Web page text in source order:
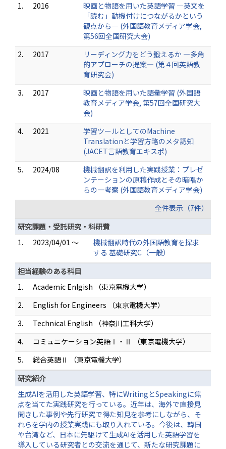
1.
2016
映画と物語を用いた英語学習 ―英文を
「読む」動機付けにつながるかという
観点から― (外国語教育メディア学会,
第56回全国研究大会)
2.
2017
リーディング力をどう鍛えるか ―多角
的アプローチの提案― (第４回英語教
育研究会)
3.
2017
映画と物語を用いた語彙学習 (外国語
教育メディア学会, 第57回全国研究大
会)
4.
2021
学習ツールとしてのMachine
Translationと学習方略のメタ認知
(JACET言語教育エキスポ)
5.
2024/08
機械翻訳を利用した実践授業：プレゼ
ンテーションの原稿作成とその暗唱か
らの一考察 (外国語教育メディア学会)
全件表示（7件）
研究課題・受託研究・科研費
1.
2023/04/01 ～
機械翻訳時代の外国語教育を探求
する 基礎研究C（一般）
担当経験のある科目
1.
Academic Enlgish （東京電機大学）
2.
English for Engineers （東京電機大学）
3.
Technical English （神奈川工科大学）
4.
コミュニケーション英語Ⅰ・Ⅱ （東京電機大学）
5.
総合英語Ⅱ （東京電機大学）
研究紹介
生成AIを活用した英語学習、特にWritingとSpeakingに焦
点を当てた実践研究を行っている。近年は、海外で直接見
聞きした事例や先行研究で得た知見を参考にしながら、そ
れらを学内の授業実践にも取り入れている。今後は、韓国
や台湾など、日本に先駆けて生成AIを活用した英語学習を
導入している研究者との交流を通じて、新たな研究課題に